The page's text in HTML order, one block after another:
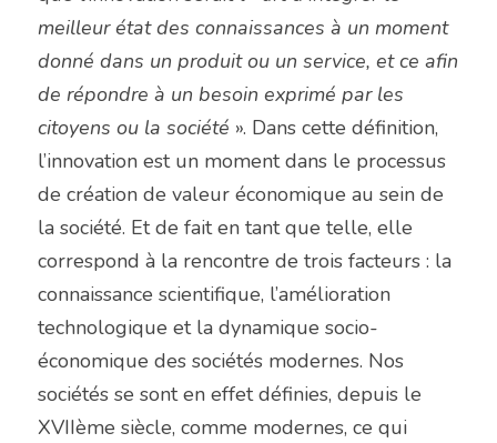
meilleur état des connaissances à un moment
donné dans un produit ou un service, et ce afin
de répondre à un besoin exprimé par les
citoyens ou la société ». Dans cette définition,
l’innovation est un moment dans le processus
de création de valeur économique au sein de
la société. Et de fait en tant que telle, elle
correspond à la rencontre de trois facteurs : la
connaissance scientifique, l’amélioration
technologique et la dynamique socio-
économique des sociétés modernes. Nos
sociétés se sont en effet définies, depuis le
XVIIème siècle, comme modernes, ce qui